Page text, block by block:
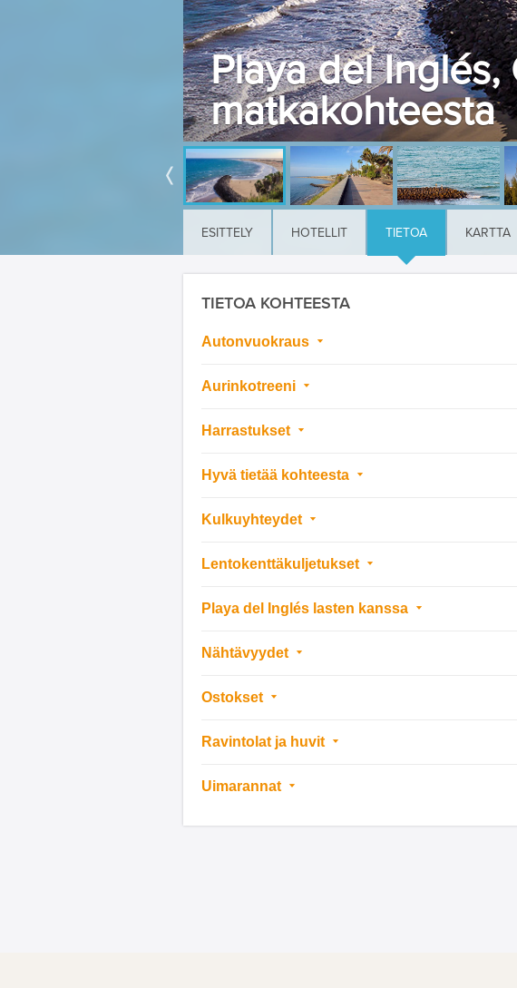
Playa del
matkakohteesta
ESITTELY HOTELLIT TIETOA KARTTA
TIETOA KOHTEESTA
Autonvuokraus
Aurinkotreeni
Harrastukset
Hyvä tietää kohteesta
Kulkuyhteydet
Lentokenttäkuljetukset
Playa del Inglés lasten kanssa
Nähtävyydet
Ostokset
Ravintolat ja huvit
Uimarannat